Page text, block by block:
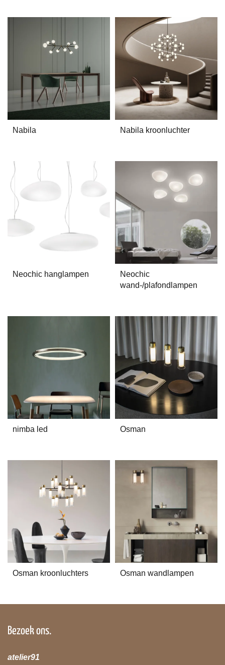
Nabila Nabila kroonluchter
Neochic hanglampen
Neochic
wand-/plafondlampen
nimba led Osman
Osman kroonluchters Osman wandlampen
Bezoek ons.
atelier91